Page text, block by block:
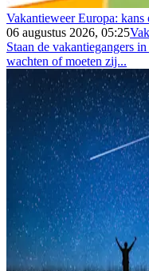
Vakantieweer Europa:
06 augustus 2026, 05:25
Staan de vakantiegangers
wachten of moeten zij...